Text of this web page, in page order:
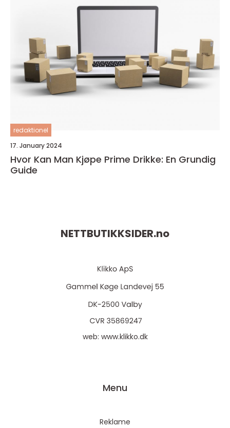
redaktionel
17. January 2024
Hvor Kan Man Kjøpe Prime Drikke: En Grundig
Guide
NETTBUTIKKSIDER.no
web: www.klikko.dk
Menu
Reklame